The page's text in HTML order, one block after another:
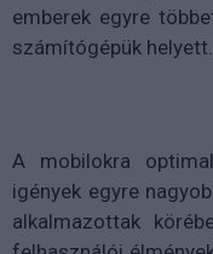
emberek egyre
számítógépük helyett.
A mobilokra
igények egyre
alkalmazottak